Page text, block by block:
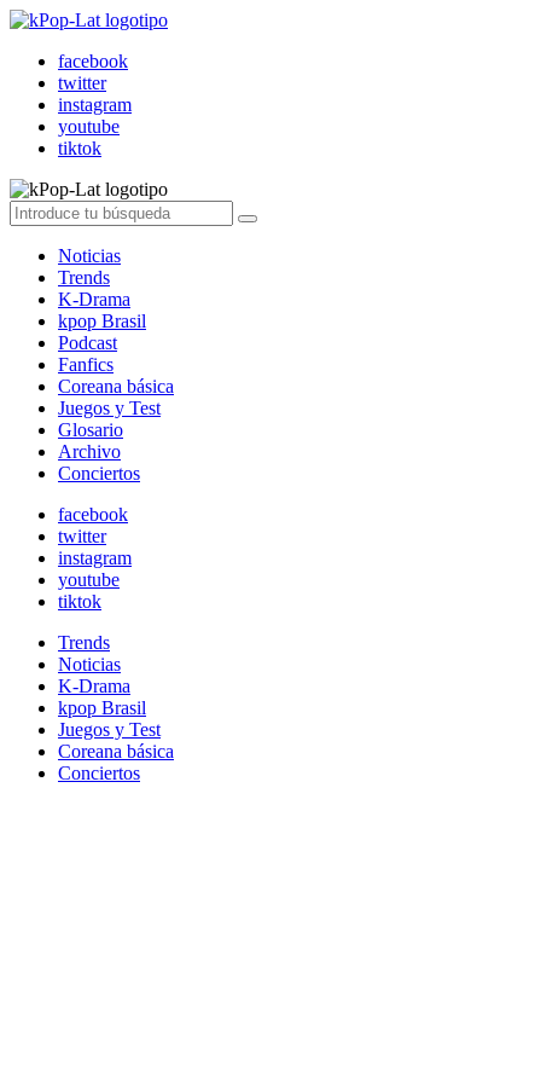
facebook
twitter
instagram
youtube
tiktok
Noticias
Trends
K-Drama
kpop Brasil
Podcast
Fanfics
Coreana básica
Juegos y Test
Glosario
Archivo
Conciertos
facebook
twitter
instagram
youtube
tiktok
Trends
Noticias
K-Drama
kpop Brasil
Juegos y Test
Coreana básica
Conciertos